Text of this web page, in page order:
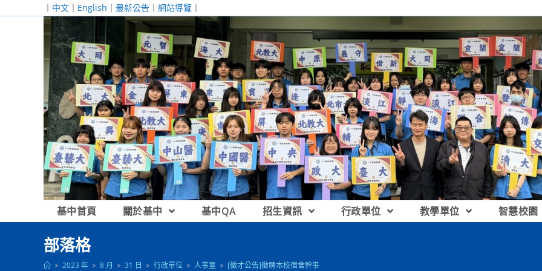
｜ 中文 ｜ English ｜ 最新公告 ｜ 網站導覽 ｜
基中首頁 關於基中 基中QA 招生資訊 行政單位 教學單位 智慧校園
部落格
> 2023 年 > 8 月 > 31 日 > 行政單位 > 人事室 > [徵才公告]徵聘本校宿舍幹事